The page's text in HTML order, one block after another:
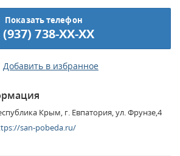
Показать телефон
(937) 738-XX-XX
Добавить в избранное
Крым, г. Евпатория, ул. Фрунзе,4
san-pobeda.ru/